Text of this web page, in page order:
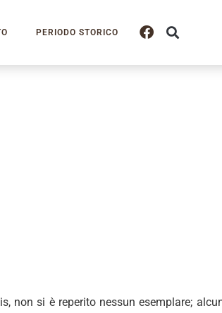
PERIODO STORICO
non si è reperito nessun esemplare;